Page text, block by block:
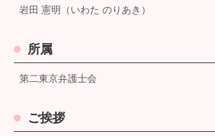
岩田 憲明（いわた のりあき）
所属
第二東京弁護士会
ご挨拶